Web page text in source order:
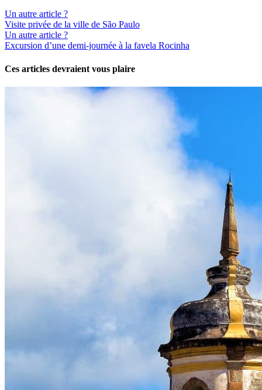
Un autre article ?
Visite privée de la ville de São Paulo
Un autre article ?
Excursion d’une demi-journée à la favela Rocinha
Ces articles devraient vous plaire